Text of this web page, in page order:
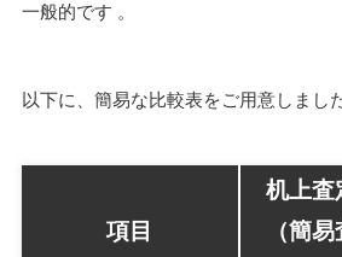
一般的です 。
以下に、簡易な比較表をご用意しました
項目
机上査
（簡